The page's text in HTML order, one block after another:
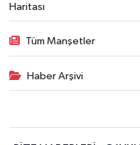
Haritası
Tüm Manşetler
Haber Arşivi